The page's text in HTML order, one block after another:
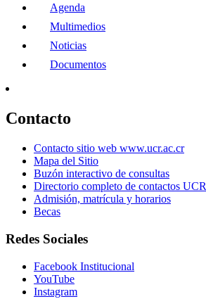
Agenda
Multimedios
Noticias
Documentos
Contacto
Contacto sitio web www.ucr.ac.cr
Mapa del Sitio
Buzón interactivo de consultas
Directorio completo de contactos UCR
Admisión, matrícula y horarios
Becas
Redes Sociales
Facebook Institucional
YouTube
Instagram